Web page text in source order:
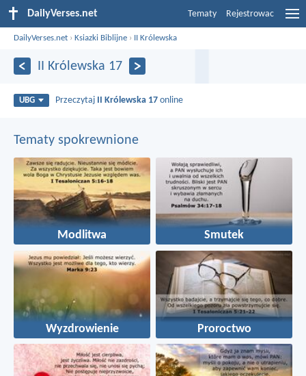
DailyVerses.net Tematy Rejestrowac
DailyVerses.net ›Ksiazki Biblijne › II Królewska
II Królewska 17
UBG Przeczytaj II Królewska 17 online
Tematy spokrewnione
Modlitwa Smutek
Wyzdrowienie Proroctwo